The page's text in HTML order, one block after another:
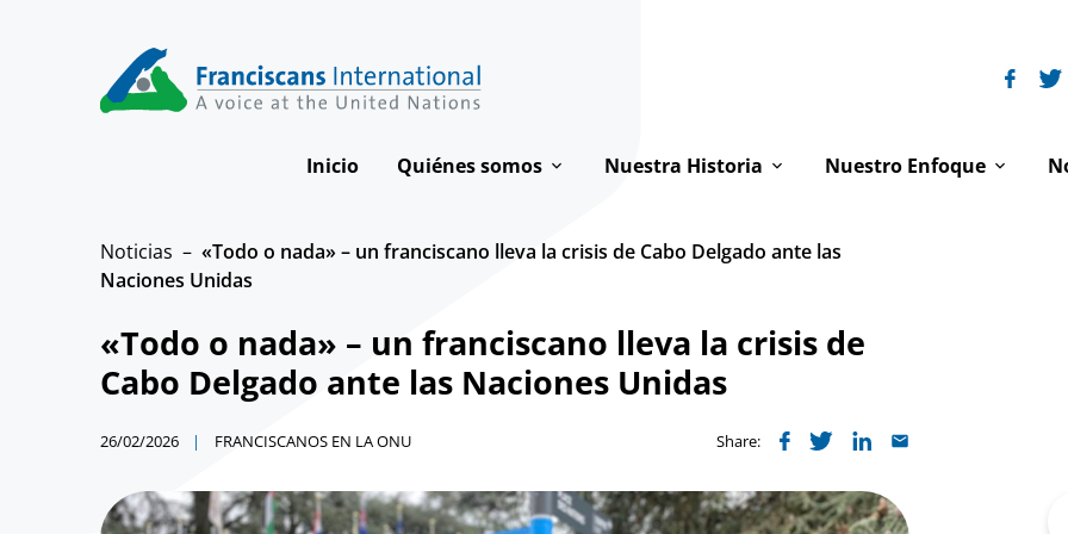
Inicio Quiénes somos
Cómo trabajamos
Nuestro Equipo
Nuestra Historia
Franciscanismo y derechos humanos
Franciscanos en la ONU
Reflexiones espirituales
Nuestro Enfoque
Justicia ambiental
Noticias
«Todo o nada» – un franciscano lleva la crisis de Cabo Delgado ante las
Naciones Unidas
«Todo o nada» – un franciscano lleva la crisis de
Cabo Delgado ante las Naciones Unidas
26/02/2026 FRANCISCANOS EN LA ONU Share: